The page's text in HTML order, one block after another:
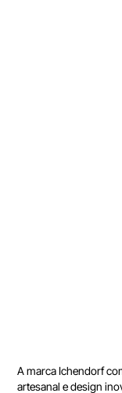
A marca Ichendorf
artesanal e design